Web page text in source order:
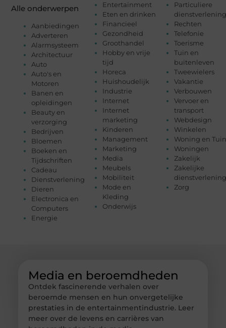
Alle onderwerpen
Aanbiedingen
Adverteren
Alarmsysteem
Architectuur
Auto
Auto's en
Motoren
Banen en
opleidingen
Beauty en
verzorging
Bedrijven
Bloemen
Boeken en
Tijdschriften
Cadeau
Dienstverlening
Dieren
Electronica en
Computers
Energie
Entertainment
Eten en drinken
Financieel
Gezondheid
Groothandel
Hobby en vrije
tijd
Horeca
Huishoudelijk
Industrie
Internet
Internet
marketing
Kinderen
Management
Marketing
Media
Meubels
Mobiliteit
Mode en
Kleding
Onderwijs
Particuliere
dienstverlening
Rechten
Telefonie
Toerisme
Tuin en
buitenleven
Tweewielers
Vakantie
Verbouwen
Vervoer en
transport
Webdesign
Winkelen
Woning en Tuin
Woningen
Zakelijk
Zakelijke
dienstverlening
Zorg
Media en beroemdheden
Ontdek fascinerende verhalen over
beroemde mensen en hun onvergetelijke
prestaties in de entertainmentindustrie. Leer
meer over de levens en carrières van